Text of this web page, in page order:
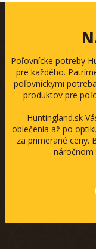
Poľovnícke potreby
pre každého.
poľovníckymi
produktov pre
Huntingland.sk
oblečenia až po
za primerané ceny.
náročnom